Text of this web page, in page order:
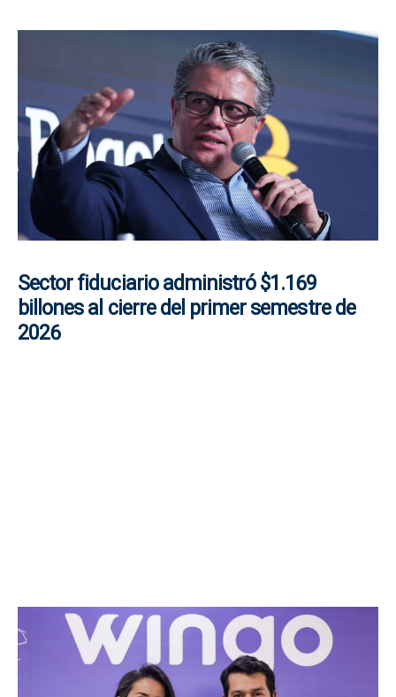
Sector fiduciario administró $1.169
billones al cierre del primer semestre de
2026